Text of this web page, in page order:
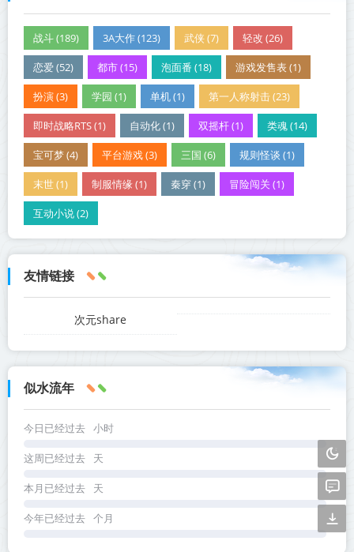
战斗 (189) 3A大作 (123) 武侠 (7) 轻改 (26)
恋爱 (52) 都市 (15) 泡面番 (18) 游戏发售表 (1)
扮演 (3) 学园 (1) 单机 (1) 第一人称射击 (23)
即时战略RTS (1) 自动化 (1) 双摇杆 (1) 类魂 (14)
宝可梦 (4) 平台游戏 (3) 三国 (6) 规则怪谈 (1)
末世 (1) 制服情缘 (1) 秦穿 (1) 冒险闯关 (1)
互动小说 (2)
友情链接
次元share
似水流年
今日已经过去 小时
这周已经过去 天
本月已经过去 天
今年已经过去 个月